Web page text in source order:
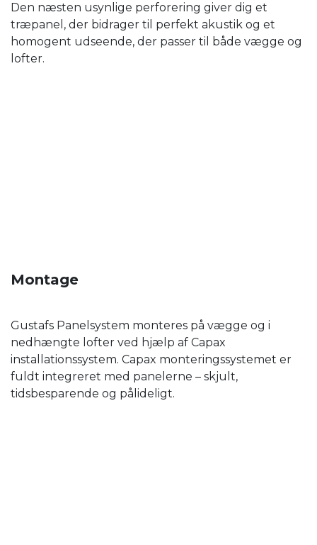
Den næsten usynlige perforering giver dig et
træpanel, der bidrager til perfekt akustik og et
homogent udseende, der passer til både vægge og
lofter.
Montage
Gustafs Panelsystem monteres på vægge og i
nedhængte lofter ved hjælp af Capax
installationssystem. Capax monteringssystemet er
fuldt integreret med panelerne – skjult,
tidsbesparende og pålideligt.